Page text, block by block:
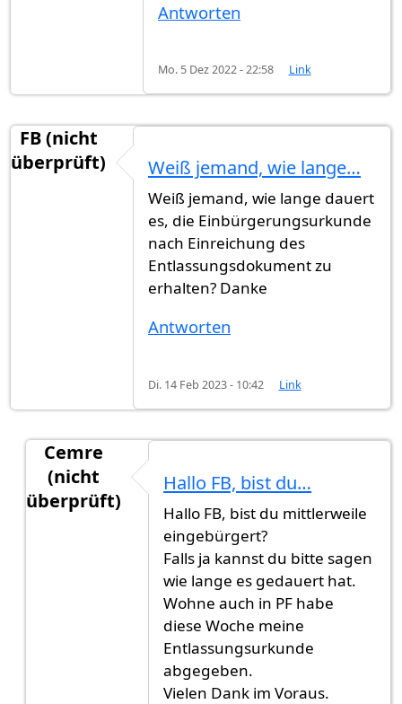
Antworten
Mo. 5 Dez 2022 - 22:58 Link
FB (nicht
überprüft)
Weiß jemand, wie lange…
Weiß jemand, wie lange dauert
es, die Einbürgerungsurkunde
nach Einreichung des
Entlassungsdokument zu
erhalten? Danke
Antworten
Di. 14 Feb 2023 - 10:42 Link
Cemre
(nicht
überprüft)
Weiß jemand, wie lange…vonFB
Hallo FB, bist du…
Hallo FB, bist du mittlerweile
eingebürgert?
Falls ja kannst du bitte sagen
wie lange es gedauert hat.
Wohne auch in PF habe
diese Woche meine
Entlassungsurkunde
abgegeben.
Vielen Dank im Voraus.